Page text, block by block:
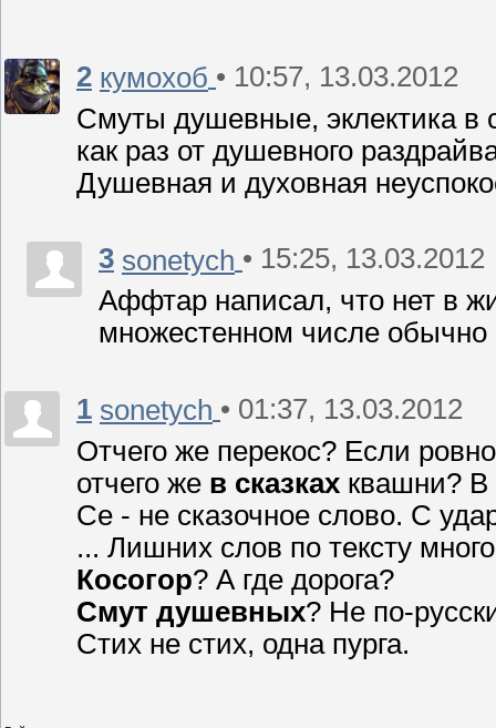
2 кумохоб • 10:57, 13.03.2012
Смуты душевные, эклектика в
как раз от душевного
Душевная и духовная
3 sonetych • 15:25, 13.03.2012
Аффтар написал, что нет в
множестенном числе
1 sonetych • 01:37, 13.03.2012
Отчего же перекос? Если
отчего же в сказках квашни? В
Се - не сказочное слово. С
... Лишних слов по тексту
Косогор? А где дорога?
Смут душевных? Не по-
Стих не стих, одна пурга.